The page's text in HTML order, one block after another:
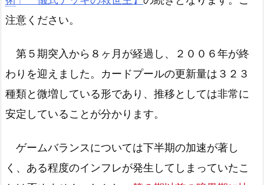
注意ください。
第５期突入から８ヶ月が経過し、２００６年が終
わりを迎えました。カードプールの更新量は３２３
種類と微増している形であり、推移としては非常に
安定していることが分かります。
ゲームバランスについては下半期の加速が著し
く、ある程度のインフレが発生してしまっていたこ